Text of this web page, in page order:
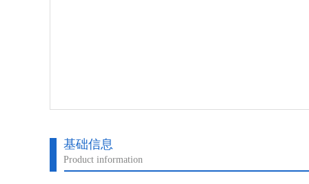
基础信息
Product information